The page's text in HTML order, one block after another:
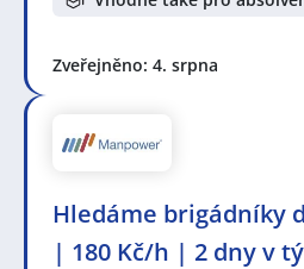
Zveřejněno: 4. srpna
Hledáme brigádníky
| 180 Kč/h | 2 dny v